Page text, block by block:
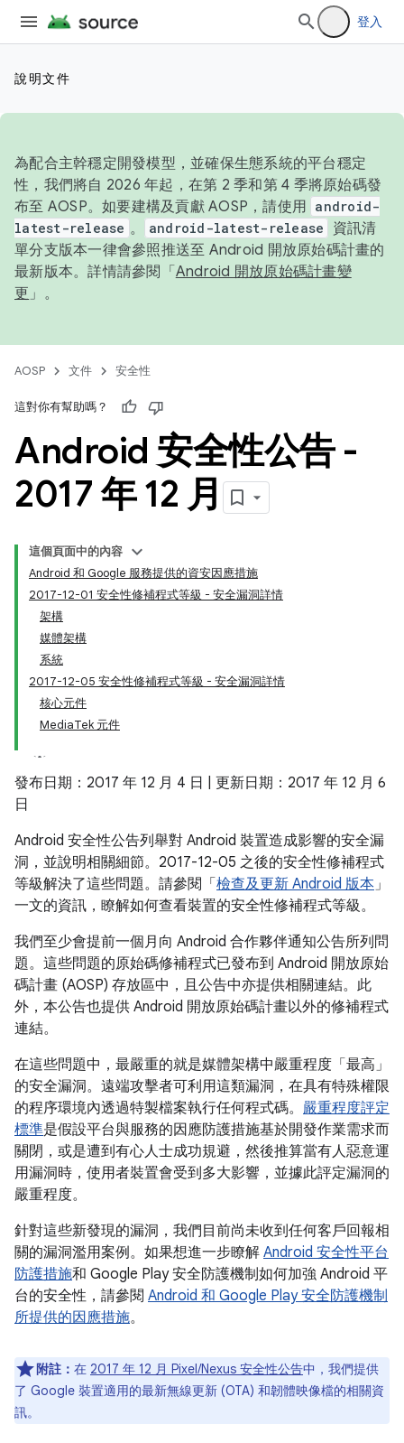
登入
說明文件
為配合主幹穩定開發模型，並確保生態系統的平台穩定
性，我們將自 2026 年起，在第 2 季和第 4 季將原始碼發
布至 AOSP。如要建構及貢獻 AOSP，請使用 android-
latest-release 。 android-latest-release
資訊清
單分支版本一律會參照推送至 Android 開放原始碼計畫的
最新版本。詳情請參閱「 Android 開放原始碼計畫變
更 」。
AOSP 文件 安全性
這對你有幫助嗎？
Android 安全性公告 -
2017 年 12 月
這個頁面中的內容
Android 和 Google 服務提供的資安因應措施
2017-12-01 安全性修補程式等級 - 安全漏洞詳情
架構
媒體架構
系統
2017-12-05 安全性修補程式等級 - 安全漏洞詳情
核心元件
MediaTek 元件
發布日期：2017 年 12 月 4 日 | 更新日期：2017 年 12 月 6
日
Android 安全性公告列舉對 Android 裝置造成影響的安全漏
洞，並說明相關細節。2017-12-05 之後的安全性修補程式
等級解決了這些問題。請參閱「 檢查及更新 Android 版本」
一文的資訊，瞭解如何查看裝置的安全性修補程式等級。
我們至少會提前一個月向 Android 合作夥伴通知公告所列問
題。這些問題的原始碼修補程式已發布到 Android 開放原始
碼計畫 (AOSP) 存放區中，且公告中亦提供相關連結。此
外，本公告也提供 Android 開放原始碼計畫以外的修補程式
連結。
在這些問題中，最嚴重的就是媒體架構中嚴重程度「最高」
的安全漏洞。遠端攻擊者可利用這類漏洞，在具有特殊權限
的程序環境內透過特製檔案執行任何程式碼。 嚴重程度評定
標準是假設平台與服務的因應防護措施基於開發作業需求而
關閉，或是遭到有心人士成功規避，然後推算當有人惡意運
用漏洞時，使用者裝置會受到多大影響，並據此評定漏洞的
嚴重程度。
針對這些新發現的漏洞，我們目前尚未收到任何客戶回報相
關的漏洞濫用案例。如果想進一步瞭解 Android 安全性平台
防護措施和 Google Play 安全防護機制如何加強 Android 平
台的安全性，請參閱 Android 和 Google Play 安全防護機制
所提供的因應措施。
附註： 在 2017 年 12 月 Pixel/Nexus 安全性公告中，我們提供
了 Google 裝置適用的最新無線更新 (OTA) 和韌體映像檔的相關資
訊。